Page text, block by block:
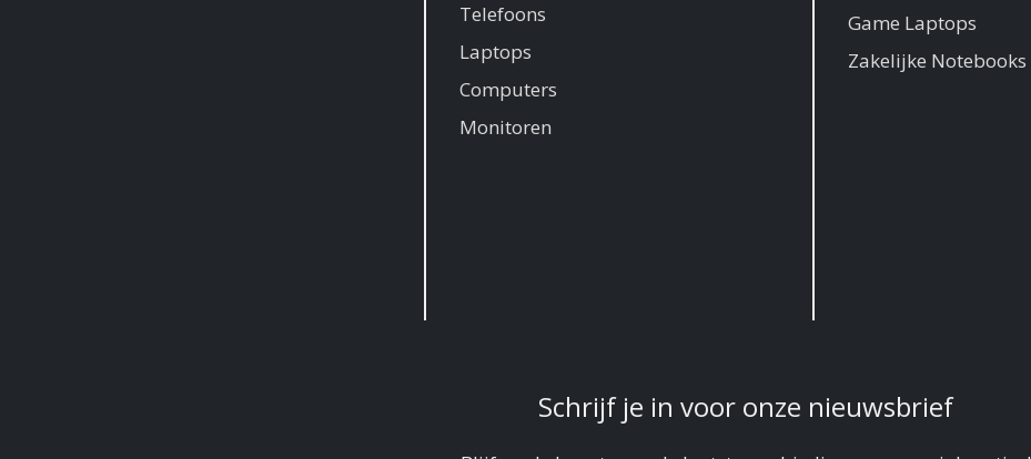
Telefoons
Laptops
Computers
Monitoren
Game Laptops
Zakelijke Notebooks
Schrijf je in voor onze nieuwsbrief